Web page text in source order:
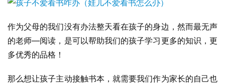
作为父母的我们没有办法整天看在孩子的身边，然而最无声
的老师—阅读，是可以帮助我们的孩子学习更多的知识，更
多优秀的品格！
那么想让孩子主动接触书本，就需要我们作为家长的自己也